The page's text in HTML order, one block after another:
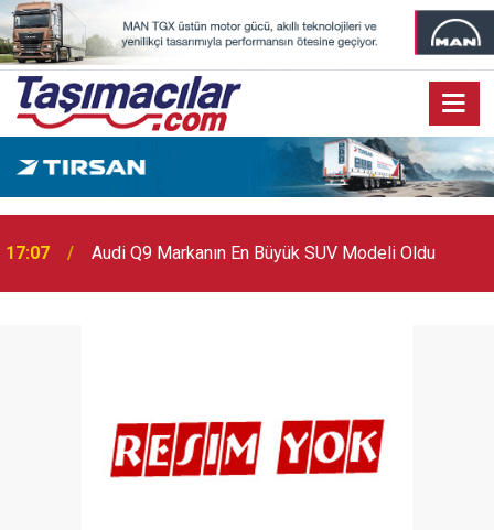
17:03 Toyota Otomotiv Sanayi Türkiye Üretime Ara Veriyor